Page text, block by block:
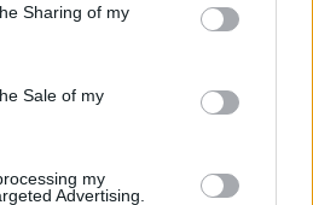
Sharing of my
Sale of my
my
Advertising.